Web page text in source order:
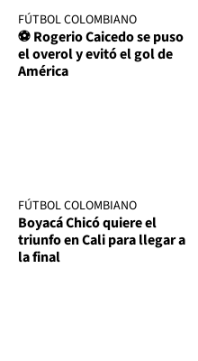
FÚTBOL COLOMBIANO
⚽ Rogerio Caicedo se puso
el overol y evitó el gol de
América
FÚTBOL COLOMBIANO
Boyacá Chicó quiere el
triunfo en Cali para llegar a
la final